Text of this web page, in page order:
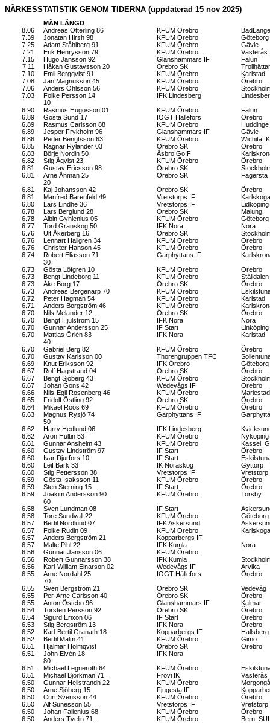
NÄRKESSTATISTIK GENOM TIDERNA (uppdaterad 15 nov 2025)
MÄN LÄNGD
8.06
Andreas Otterling 86 KFUM Örebro
7.39
Jonatan Hirsh 98 KFUM Örebro
Göteborg
7.25
Adam Ståhlberg 91 KFUM Örebro
Gävle
7.21
Erik Henrysson 79 KFUM Örebro
Västerås
7.15
Hugo Jansson 92 Glanshammars IF
Falun
7.11
Håkan Gustavsson 20 Örebro SK
7.10
Emil Bergqvist 91 KFUM Örebro
Karlstad
7.08
Jan Magnusson 45 KFUM Örebro
Örebro
7.06
Anders Ohlsson 56 KFUM Örebro
7.03
Folke Persson 14 IFK Lindesberg
10
6.90
Rasmus Hugosson 01 KFUM Örebro
Falun
6.89
Gösta Sund 17 IOGT Hällefors
Örebro
6.89
Rasmus Carlsson 88 KFUM Örebro
Huddinge
6.89
Jesper Frykholm 96 Glanshammars IF
Gävle
6.86
Peder Bengtsson 63 KFUM Örebro
Wichita,
6.85
Ragnar Rylander 03 Örebro SK
Örebro
6.83
Börje Nordin 50 Åsbro GoIF
6.82
Stig Åqvist 23 KFUM Örebro
Örebro
6.81
Gustav Ericsson 98 Örebro SK
6.81
Arne Åhman 25 Örebro SK
Fagersta
20
6.81
Kaj Johansson 42 Örebro SK
Örebro
6.81
Manfred Barenfeld 49 Vretstorps IF
Karlskoga
6.80
Lars Lindhe 36 Vretstorps IF
Lidköping
6.78
Lars Berglund 28 Örebro SK
Malung
6.78
Albin Gyhlenius 05 KFUM Örebro
Göteborg
6.77
Tord Granskog 50 IFK Nora
Nora
6.76
Ulf Åkerberg 16 Örebro SK
6.76
Lennart Hallgren 34 KFUM Örebro
Örebro
6.76
Christer Hanson 45 KFUM Örebro
Örebro
6.74
Robert Eliasson 71 Garphyttans IF
30
6.73
Gösta Löfgren 10 KFUM Örebro
Örebro
6.73
Bengt Lindeborg 11 KFUM Örebro
Ställdalen
6.73
Åke Borg 17 Örebro SK
Örebro
6.73
Andreas Bergenarp 70 KFUM Örebro
6.72
Peter Hagman 54 KFUM Örebro
Karlstad
6.71
Anders Borgström 46 KFUM Örebro
6.70
Nils Melander 12 Örebro SK
Örebro
6.70
Bengt Hjulström 15 IFK Nora
Nora
6.70
Gunnar Andersson 25 IF Start
Linköping
6.70
Mattias Örlén 83 IFK Nora
Karlstad
40
6.70
Gabriel Berg 82 KFUM Örebro
Örebro
6.70
Gustav Karlsson 00 Thorengruppen TFC
6.69
Knut Eriksson 92 IFK Örebro
Göteborg
6.67
Rolf Hagstrand 04 Örebro SK
Örebro
6.67
Bengt Sjöberg 43 KFUM Örebro
6.67
Johan Gons 42 Wedevågs IF
Örebro
6.66
Nils-Egil Rosenberg 46 KFUM Örebro
Mariestad
6.65
Fridolf Östling 92 Örebro SK
Örebro
6.64
Mikael Roos 69 KFUM Örebro
Örebro
6.63
Magnus Rysjö 74 Garphyttans IF
50
6.62
Harry Hedlund 06 IFK Lindesberg
6.62
Aron Hultin 53 KFUM Örebro
Nyköping
6.61
Gunnar Anshelm 43 KFUM Örebro
Kassel,
6.60
Gustav Lindström 97 IF Start
Örebro
6.60
Ivar Djurfors 10 IF Start
6.60
Leif Bark 33 IK Noraskog
Gyttorp
6.60
Stig Pettersson 38 Vretstorps IF
Vretstorp
6.59
Gösta Isaksson 11 KFUM Örebro
Örebro
6.59
Sten Sterning 15 IF Start
Örebro
6.59
Joakim Andersson 90 KFUM Örebro
Torsby
60
6.58
Sven Lundman 08 IF Start
6.58
Tore Sundvall 22 KFUM Örebro
Göteborg
6.57
Bertil Nordlund 07 IFK Askersund
6.57
Folke Rudin 09 KFUM Örebro
Karlskoga
6.57
Anders Bergström 21
Kopparbergs IF
6.57
Malte Pihl 22 IFK Kumla
Nora
6.56
Gunnar Jansson 06
KFUM Örebro
6.56
Robert Gunnarsson 38 IFK Kumla
6.56
Karl-William Einarson 02 Wedevågs IF
Arvika
6.55
Arne Nordahl 25 IOGT Hällefors
Örebro
70
6.55
Sven Bergström 21 Örebro SK
Vedevåg
6.55
Per-Arne Carlsson 40 Örebro SK
Örebro
6.55
Anton Östebo 96 Glanshammars IF
Kalmar
6.54
Torsten Persson 92 Örebro SK
Örebro
6.54
Sigurd Erixon 06 IF Start
Örebro
6.53
Stig Bergström 13 IFK Nora
Örebro
6.52
Karl-Bertil Granath 18 Kopparbergs IF
Hallsberg
6.52
Bertil Malm 41 KFUM Örebro
Gimo
6.51
Hjalmar Holmqvist Örebro SK
Örebro
6.51
John Elvén 18
IFK Nora
80
6.51
Michael Legneroth 64 KFUM Örebro
6.51
Michael Björkman 71 Frövi IK
Västerås
6.50
Gunnar Hellstrandh 22 KFUM Örebro
6.50
Arne Sjöberg 15 Fjugesta IF
6.50
Curt Svensson 44 KFUM Örebro
Örebro
6.50
Alf Sunesson 55 Vretstorps IF
Vretstorp
6.50
Johan Fallenius 68 KFUM Örebro
Örebro
6.50
Anders Tvelin 71 KFUM Örebro
Bern, SUI